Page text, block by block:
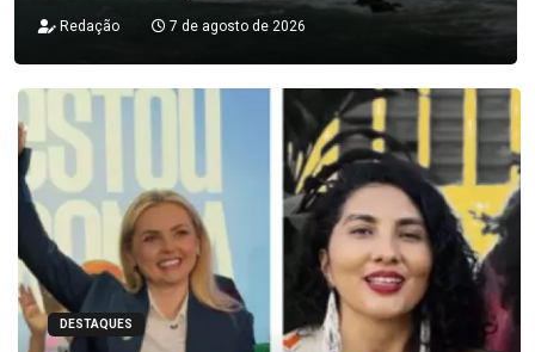
Redação 7 de agosto de 2026
DESTAQUES